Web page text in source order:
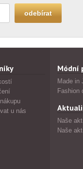
u nás
Módní
Made in
Fashion
Naše
Naše